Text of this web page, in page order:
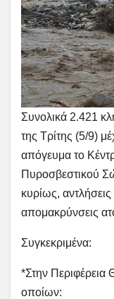
Συνολικά 2.421
της Τρίτης (5/9)
απόγευμα το
Πυροσβεστικού
κυρίως,
απομακρύνσεις
Συγκεκριμένα:
*Στην Περιφέρεια
οποίων: